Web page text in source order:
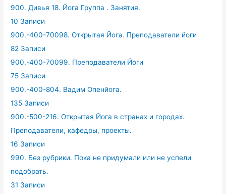
900. Дивья 18. Йога Группа . Занятия.
10 Записи
900.-400-70098. Открытая Йога. Преподаватели йоги
82 Записи
900.-400-70099. Преподаватели Йоги
75 Записи
900.-400-804. Вадим Опенйога.
135 Записи
900.-500-216. Открытая Йога в странах и городах.
Преподаватели, кафедры, проекты.
16 Записи
990. Без рубрики. Пока не придумали или не успели
подобрать.
31 Записи